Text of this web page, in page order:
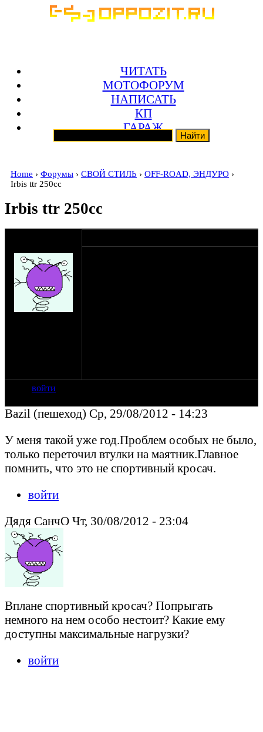
ЧИТАТЬ
МОТОФОРУМ
НАПИСАТЬ
КП
ГАРАЖ
Home › Форумы › СВОЙ СТИЛЬ › OFF-ROAD, ЭНДУРО ›
Irbis ttr 250cc
Irbis ttr 250cc
войти
Bazil (пешеход) Ср, 29/08/2012 - 14:23
У меня такой уже год.Проблем особых не было,
только переточил втулки на маятник.Главное
помнить, что это не спортивный кросач.
войти
Дядя СанчО Чт, 30/08/2012 - 23:04
Вплане спортивный кросач? Попрыгать
немного на нем особо нестоит? Какие ему
доступны максимальные нагрузки?
войти